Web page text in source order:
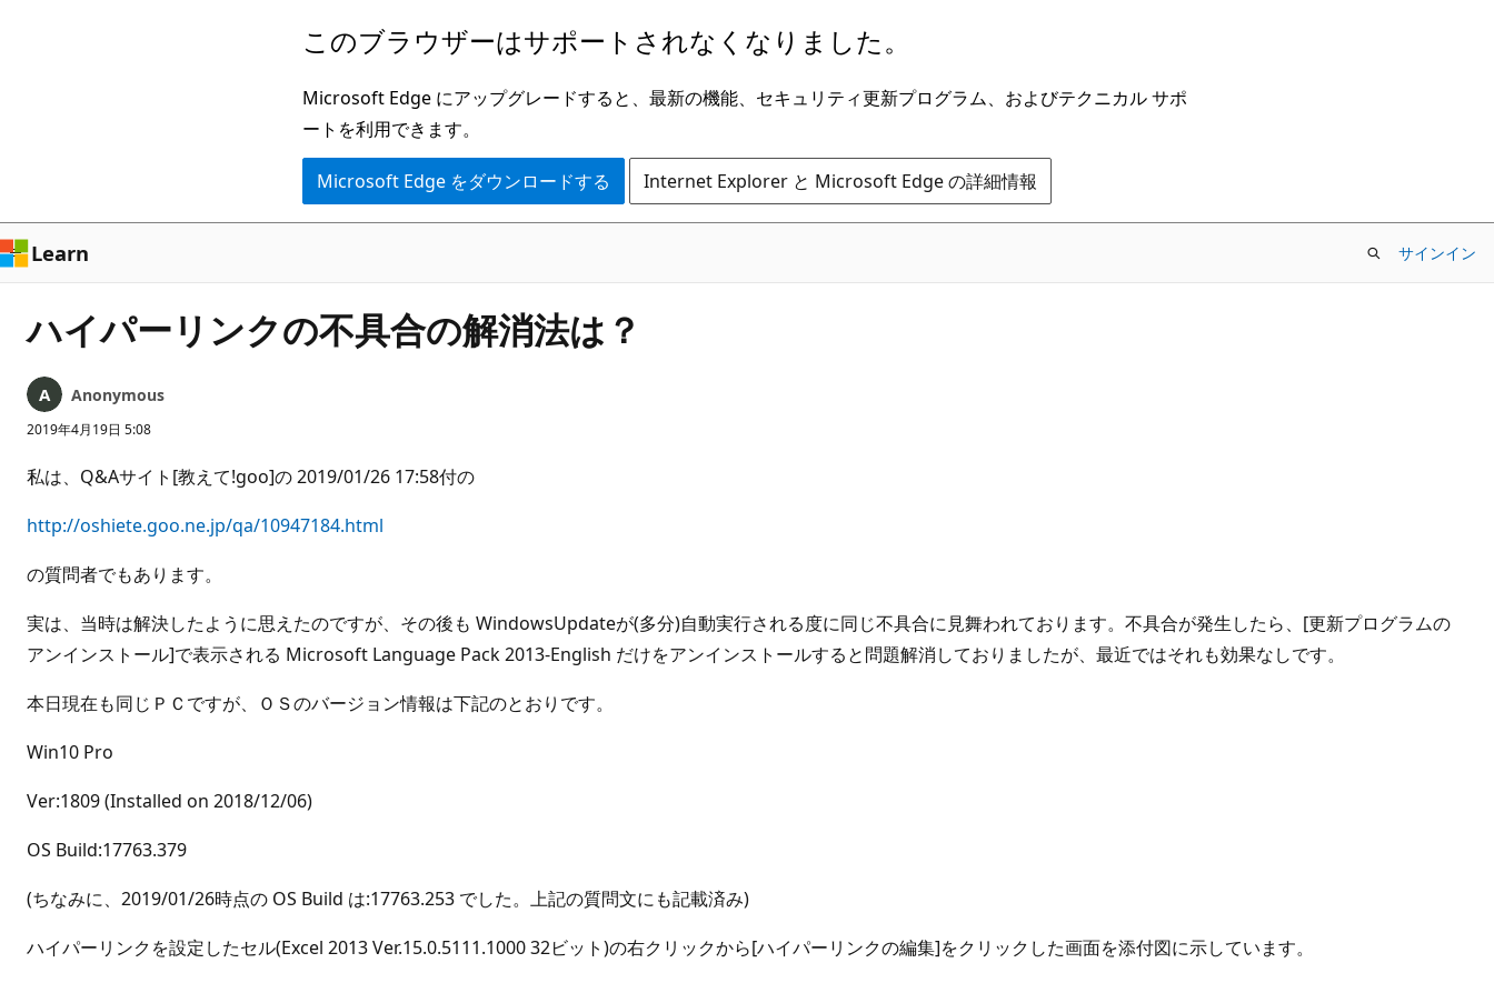
ン
ツ
に
キ
ッ
プ
このブラウザーはサポートされなくなりました。
Microsoft Edge にアップグレードすると、最新の機能、セキュリティ更新プログラム、およびテクニカル サポ
ートを利用できます。
Microsoft Edge をダウンロードする Internet Explorer と Microsoft Edge の詳細情報
Learn サインイン
ハイパーリンクの不具合の解消法は？
Anonymous
2019年4月19日 5:08
私は、Q&Aサイト[教えて!goo]の 2019/01/26 17:58付の
http://oshiete.goo.ne.jp/qa/10947184.html
の質問者でもあります。
実は、当時は解決したように思えたのですが、その後も WindowsUpdateが(多分)自動実行される度に同じ不具合に見舞われております。不具合が発生したら、[更新プログラムの
アンインストール]で表示される Microsoft Language Pack 2013-English だけをアンインストールすると問題解消しておりましたが、最近ではそれも効果なしです。
本日現在も同じＰＣですが、ＯＳのバージョン情報は下記のとおりです。
Win10 Pro
Ver:1809 (Installed on 2018/12/06)
OS Build:17763.379
(ちなみに、2019/01/26時点の OS Build は:17763.253 でした。上記の質問文にも記載済み)
ハイパーリンクを設定したセル(Excel 2013 Ver.15.0.5111.1000 32ビット)の右クリックから[ハイパーリンクの編集]をクリックした画面を添付図に示しています。